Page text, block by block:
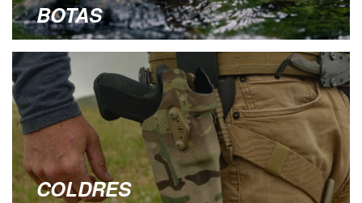
BOTAS
COLDRES